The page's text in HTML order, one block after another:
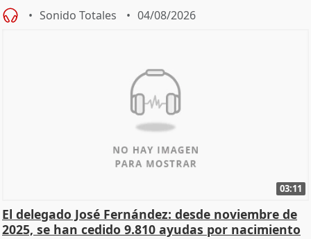
Sonido Totales 04/08/2026
03:11
El delegado José Fernández: desde noviembre de
2025, se han cedido 9.810 ayudas por nacimiento